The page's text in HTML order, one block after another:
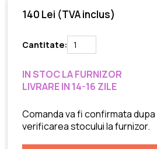
140 Lei (TVA inclus)
Cantitate:
IN STOC LA FURNIZOR
LIVRARE IN 14-16 ZILE
Comanda va fi confirmata dupa
verificarea stocului la furnizor.